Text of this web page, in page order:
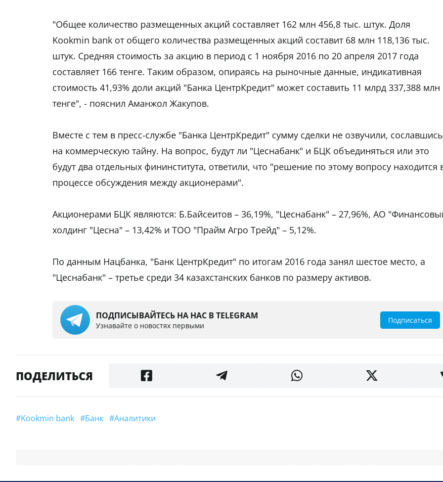
"Общее количество размещенных акций составляет 162 млн 456,8 тыс. штук. Доля
Kookmin bank от общего количества размещенных акций составит 68 млн 118,136 тыс.
штук. Средняя стоимость за акцию в период с 1 ноября 2016 по 20 апреля 2017 года
составляет 166 тенге. Таким образом, опираясь на рыночные данные, индикативная
стоимость 41,93% доли акций "Банка ЦентрКредит" может составить 11 млрд 337,388 млн
тенге", - пояснил Аманжол Жакупов.
Вместе с тем в пресс-службе "Банка ЦентрКредит" сумму сделки не озвучили, сославшись
на коммерческую тайну. На вопрос, будут ли "Цеснабанк" и БЦК объединяться или это
будут два отдельных фининститута, ответили, что "решение по этому вопросу находится
процессе обсуждения между акционерами".
Акционерами БЦК являются: Б.Байсеитов – 36,19%, "Цеснабанк" – 27,96%, АО
холдинг "Цесна" – 13,42% и ТОО "Прайм Агро Трейд" – 5,12%.
По данным Нацбанка, "Банк ЦентрКредит" по итогам 2016 года занял шестое место, а
"Цеснабанк" – третье среди 34 казахстанских банков по размеру активов.
ПОДПИСЫВАЙТЕСЬ НА НАС В TELEGRAM
Узнавайте о новостях первыми
Подписаться
ПОДЕЛИТЬСЯ
#Kookmin bank #банк #аналитики